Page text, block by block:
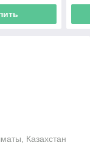
Казахстан